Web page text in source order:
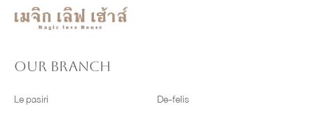
OUR BRANCH
Le pasiri
De-felis